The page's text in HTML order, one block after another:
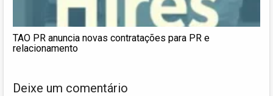
TAO PR anuncia novas contratações para PR e
relacionamento
Deixe um comentário